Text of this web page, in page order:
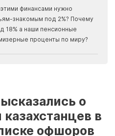
финансами нужно
знакомым под 2%? Почему
18% а наши пенсионные
проценты по миру?
о
в
офшоров